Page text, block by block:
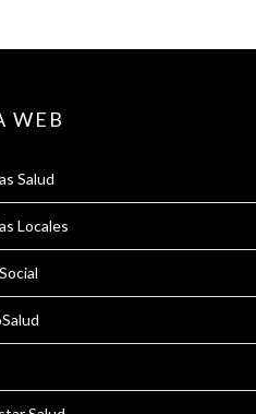
WEB
Salud
Locales